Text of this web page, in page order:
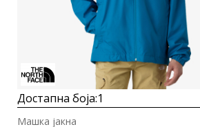
Достапна боја:1
Машка јакна